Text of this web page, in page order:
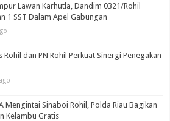
Lawan Karhutla, Dandim 0321/Rohil
1 SST Dalam Apel Gabungan
Rohil dan PN Rohil Perkuat Sinergi Penegakan
Mengintai Sinaboi Rohil, Polda Riau Bagikan
Kelambu Gratis